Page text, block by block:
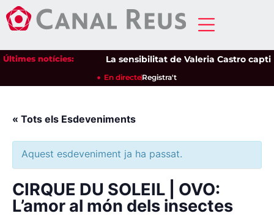
Últimes notícies: La sensibilitat de Valeria Castro
En directeRegistra't
« Tots els Esdeveniments
Aquest esdeveniment ja ha passat.
CIRQUE DU SOLEIL | OVO:
L’amor al món dels insectes